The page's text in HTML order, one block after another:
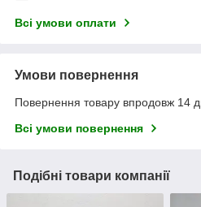
Всі умови оплати
Умови повернення
Повернення товару впродовж 14
Всі умови повернення
Подібні товари компанії